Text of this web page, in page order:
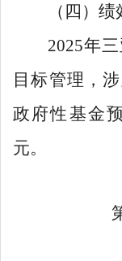
（四）
2025年
目标管理，
政府性基金
元。